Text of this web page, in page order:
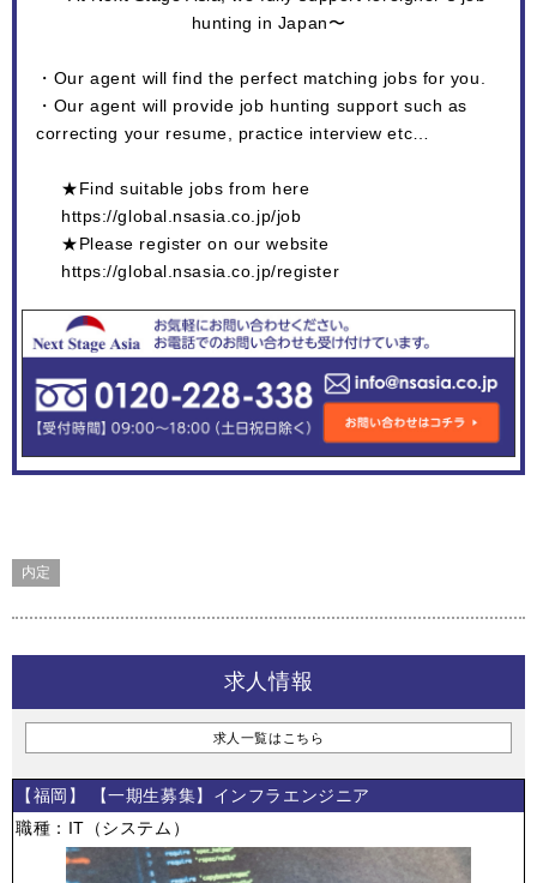
hunting in Japan〜
・Our agent will find the perfect matching jobs for you.
・Our agent will provide job hunting support such as
correcting your resume, practice interview etc…
★Find suitable jobs from here
https://global.nsasia.co.jp/job
★Please register on our website
https://global.nsasia.co.jp/register
内定
求人情報
求人一覧はこちら
【福岡】 【一期生募集】インフラエンジニア
職種：IT（システム）